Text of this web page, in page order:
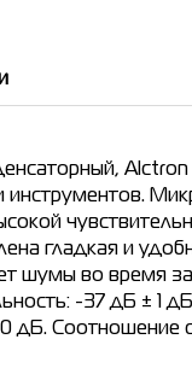
инструментов.
гладкая и
шумы во время
-37 дБ ±
дБ.